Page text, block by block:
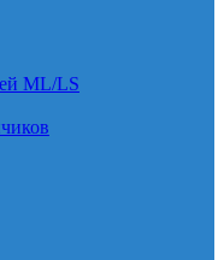
ML/LS